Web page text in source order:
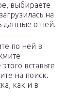
выбираете
на
данные о ней.
по ней в
вставьте
на поиск.
как и в